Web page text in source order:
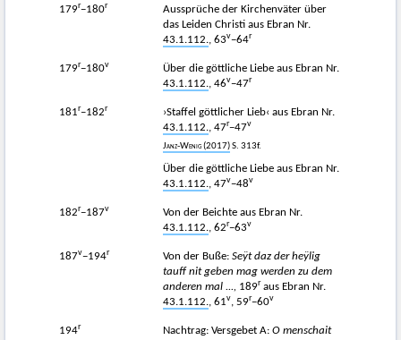
179r−180r
Aussprüche der Kirchenväter über
das Leiden Christi aus Ebran Nr.
43.1.112., 63v−64r
179r−180v
Über die göttliche Liebe aus Ebran Nr.
43.1.112., 46v−47r
181r–182r
›Staffel göttlicher Lieb‹ aus Ebran Nr.
43.1.112., 47r−47v
Janz-Wenig(2017)S. 313f.
Über die göttliche Liebe aus Ebran Nr.
43.1.112., 47v−48v
182r−187v
Von der Beichte aus Ebran Nr.
43.1.112., 62r−63v
187v−194r Von der Buße: Seÿt daz der heÿlig
tauff nit geben mag werden zu dem
anderen mal ..., 189r aus Ebran Nr.
43.1.112., 61v, 59r−60v
194r Nachtrag: Versgebet A: O menschait